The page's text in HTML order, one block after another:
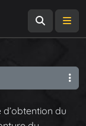
d’obtention du